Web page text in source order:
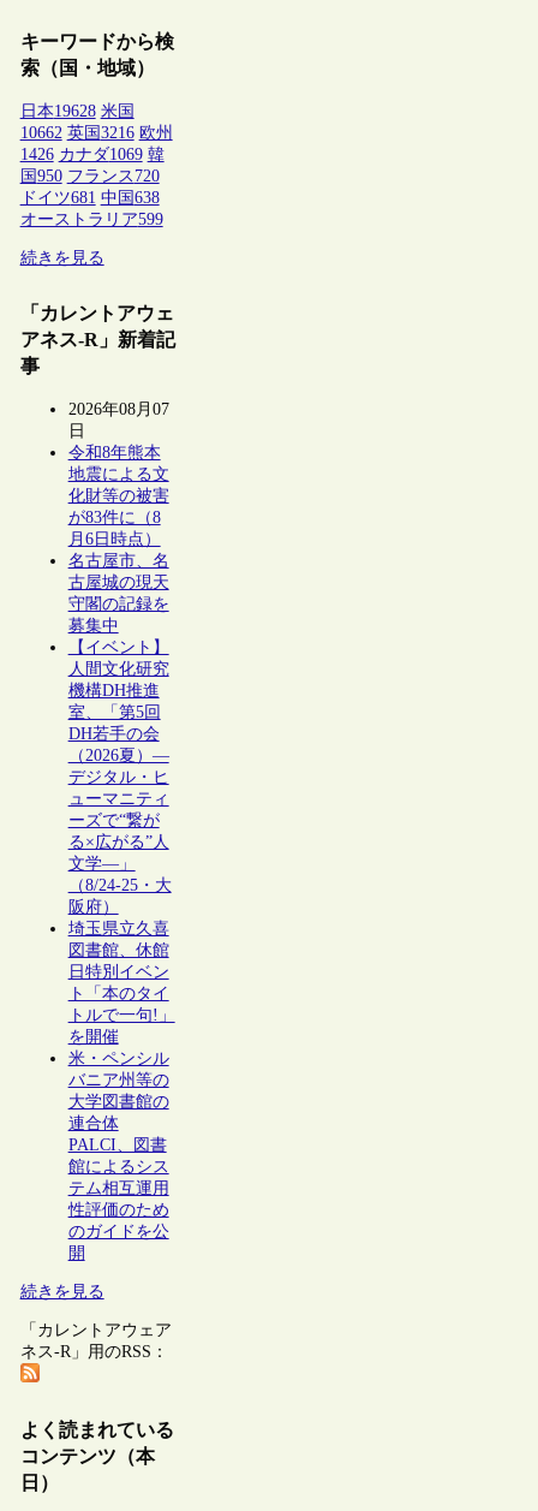
キーワードから検
索（国・地域）
日本19628 米国
10662 英国 3216 欧州
1426 カナダ1069 韓
国 950 フランス 720
ドイツ681 中国 638
オーストラリア599
続きを見る
「カレントアウェ
アネス-R」新着記
事
2026年08月07
日
令和8年熊本
地震による文
化財等の被害
が83件に（8
月6日時点）
名古屋市、名
古屋城の現天
守閣の記録を
募集中
【イベント】
人間文化研究
機構DH推進
室、「第5回
DH若手の会
（2026夏）―
デジタル・ヒ
ューマニティ
ーズで“繋が
る×広がる”人
文学―」
（8/24-25・大
阪府）
埼玉県立久喜
図書館、休館
日特別イベン
ト「本のタイ
トルで一句!」
を開催
米・ペンシル
バニア州等の
大学図書館の
連合体
PALCI、図書
館によるシス
テム相互運用
性評価のため
のガイドを公
開
続きを見る
「カレントアウェア
ネス-R」用のRSS：
よく読まれている
コンテンツ（本
日）